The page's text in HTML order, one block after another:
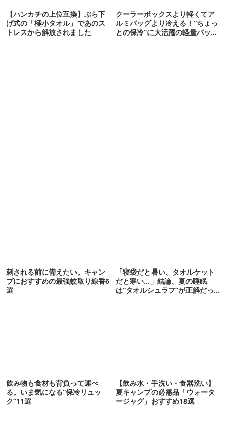
【ハンカチの上位互換】ぶら下
げ式の「極小タオル」であのス
トレスから解放されました
クーラーボックスより軽くてア
ルミバッグより冷える！“ちょっ
との保冷”に大活躍の軽量バッグ
刺される前に備えたい。キャン
プにおすすめの最強蚊取り線香6
選
「寝袋だと暑い、タオルケット
だと寒い…」結論、夏の睡眠
は“タオルシュラフ”が正解だっ
飲み物も食材も背負って運べ
る。いま気になる“保冷リュッ
ク”11選
【飲み水・手洗い・食器洗い】
夏キャンプの必需品「ウォータ
ージャグ」おすすめ18選